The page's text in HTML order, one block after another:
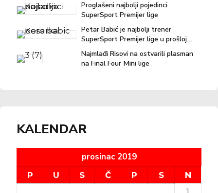
Proglašeni najbolji pojedinci
SuperSport Premijer lige
Petar Babić je najbolji trener
SuperSport Premijer lige u prošloj
sezoni!
Najmlađi Risovi na ostvarili plasman
na Final Four Mini lige
KALENDAR
prosinac 2019
P U S Č P S
N